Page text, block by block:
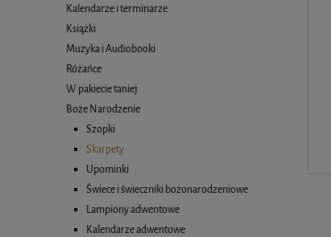
Kalendarze i terminarze
Książki
Muzyka i Audiobooki
Różańce
W pakiecie taniej
Boże Narodzenie
Szopki
Skarpety
Upominki
Świece i świeczniki bożonarodzeniowe
Lampiony adwentowe
Kalendarze adwentowe